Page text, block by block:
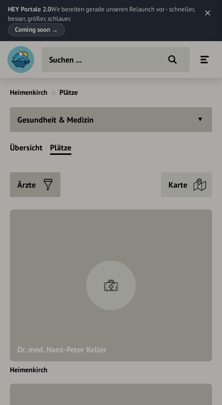
HEY Portale 2.0Wir bereiten gerade unseren Relaunch vor - schneller,
besser, größer, schlauer.
Coming soon →
Heimenkirch Plätze
Gesundheit & Medizin
Übersicht Plätze
Ärzte Karte
Dr. med. Hans-Peter Keller
Heimenkirch